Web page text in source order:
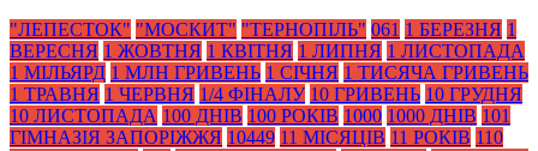
"ЛЕПЕСТОК" "МОСКИТ" "ТЕРНОПІЛЬ" 061 1 БЕРЕЗНЯ 1
ВЕРЕСНЯ 1 ЖОВТНЯ 1 КВІТНЯ 1 ЛИПНЯ 1 ЛИСТОПАДА
1 МІЛЬЯРД 1 МЛН ГРИВЕНЬ 1 СІЧНЯ 1 ТИСЯЧА ГРИВЕНЬ
1 ТРАВНЯ 1 ЧЕРВНЯ 1/4 ФІНАЛУ 10 ГРИВЕНЬ 10 ГРУДНЯ
10 ЛИСТОПАДА 100 ДНІВ 100 РОКІВ 1000 1000 ДНІВ 101
ГІМНАЗІЯ ЗАПОРІЖЖЯ 10449 11 МІСЯЦІВ 11 РОКІВ 110